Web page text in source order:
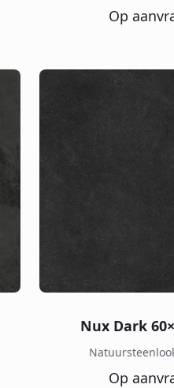
Op
Nux Dark
Op